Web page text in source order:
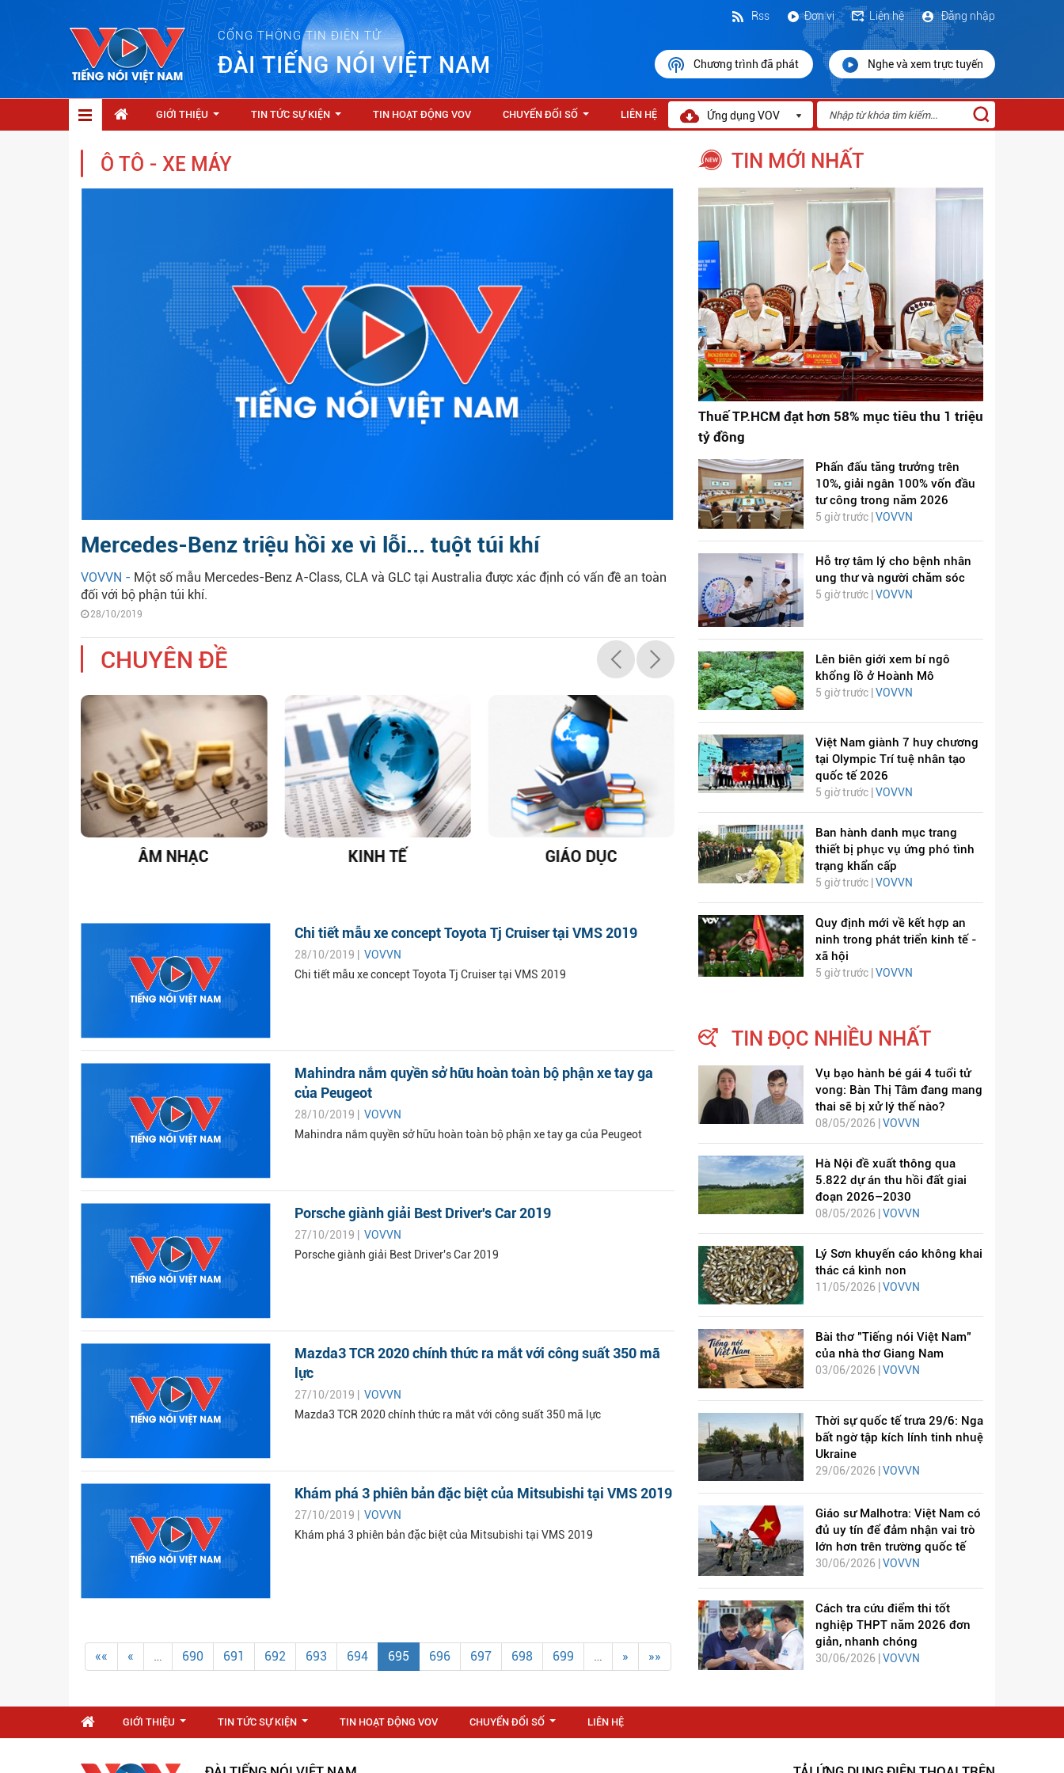
CỔNG THÔNG TIN ĐIỆN TỬ
ĐÀI TIẾNG NÓI VIỆT NAM
Đăng nhập
Liên hệ
Đơn vị
Rss
Chương trình đã phát Nghe và xem trực tuyến
GIỚI THIỆU TIN TỨC SỰ KIỆN TIN HOẠT ĐỘNG VOV CHUYỂN ĐỔI SỐ LIÊN HỆ Ứng dụng VOV
Ô TÔ - XE MÁY
Mercedes-Benz triệu hồi xe vì lỗi... tuột túi khí
VOVVN - Một số mẫu Mercedes-Benz A-Class, CLA và GLC tại Australia được xác định có vấn đề an toàn
đối với bộ phận túi khí.
28/10/2019
CHUYÊN ĐỀ
ÂM NHẠC KINH TẾ GIÁO DỤC
DỊCH VIÊM PHỔI COVID-
19
HÁT LÊN VIỆT NAM
Chi tiết mẫu xe concept Toyota Tj Cruiser tại VMS 2019
28/10/2019 | VOVVN
Chi tiết mẫu xe concept Toyota Tj Cruiser tại VMS 2019
Mahindra nắm quyền sở hữu hoàn toàn bộ phận xe tay ga
của Peugeot
28/10/2019 | VOVVN
Mahindra nắm quyền sở hữu hoàn toàn bộ phận xe tay ga của Peugeot
Porsche giành giải Best Driver's Car 2019
27/10/2019 | VOVVN
Porsche giành giải Best Driver's Car 2019
Mazda3 TCR 2020 chính thức ra mắt với công suất 350 mã
lực
27/10/2019 | VOVVN
Mazda3 TCR 2020 chính thức ra mắt với công suất 350 mã lực
Khám phá 3 phiên bản đặc biệt của Mitsubishi tại VMS 2019
27/10/2019 | VOVVN
Khám phá 3 phiên bản đặc biệt của Mitsubishi tại VMS 2019
«« « … 690 691 692 693 694 695 696 697 698 699 … » »»
TIN MỚI NHẤT
Thuế TP.HCM đạt hơn 58% mục tiêu thu 1 triệu
tỷ đồng
Phấn đấu tăng trưởng trên
10%, giải ngân 100% vốn đầu
tư công trong năm 2026
5 giờ trước | VOVVN
Hỗ trợ tâm lý cho bệnh nhân
ung thư và người chăm sóc
5 giờ trước | VOVVN
Lên biên giới xem bí ngô
khổng lồ ở Hoành Mô
5 giờ trước | VOVVN
Việt Nam giành 7 huy chương
tại Olympic Trí tuệ nhân tạo
quốc tế 2026
5 giờ trước | VOVVN
Ban hành danh mục trang
thiết bị phục vụ ứng phó tình
trạng khẩn cấp
5 giờ trước | VOVVN
Quy định mới về kết hợp an
ninh trong phát triển kinh tế -
xã hội
5 giờ trước | VOVVN
TIN ĐỌC NHIỀU NHẤT
Vụ bạo hành bé gái 4 tuổi tử
vong: Bàn Thị Tâm đang mang
thai sẽ bị xử lý thế nào?
08/05/2026 | VOVVN
Hà Nội đề xuất thông qua
5.822 dự án thu hồi đất giai
đoạn 2026–2030
08/05/2026 | VOVVN
Lý Sơn khuyến cáo không khai
thác cá kình non
11/05/2026 | VOVVN
Bài thơ "Tiếng nói Việt Nam"
của nhà thơ Giang Nam
03/06/2026 | VOVVN
Thời sự quốc tế trưa 29/6: Nga
bất ngờ tập kích lính tinh nhuệ
Ukraine
29/06/2026 | VOVVN
Giáo sư Malhotra: Việt Nam có
đủ uy tín để đảm nhận vai trò
lớn hơn trên trường quốc tế
30/06/2026 | VOVVN
Cách tra cứu điểm thi tốt
nghiệp THPT năm 2026 đơn
giản, nhanh chóng
30/06/2026 |VOVVN
GIỚI THIỆU TIN TỨC SỰ KIỆN TIN HOẠT ĐỘNG VOV CHUYỂN ĐỔI SỐ LIÊN HỆ